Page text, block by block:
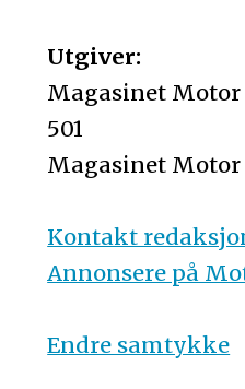
Utgiver:
Magasinet Motor
501
Magasinet Motor
Kontakt
Annonsere på
Endre samtykke